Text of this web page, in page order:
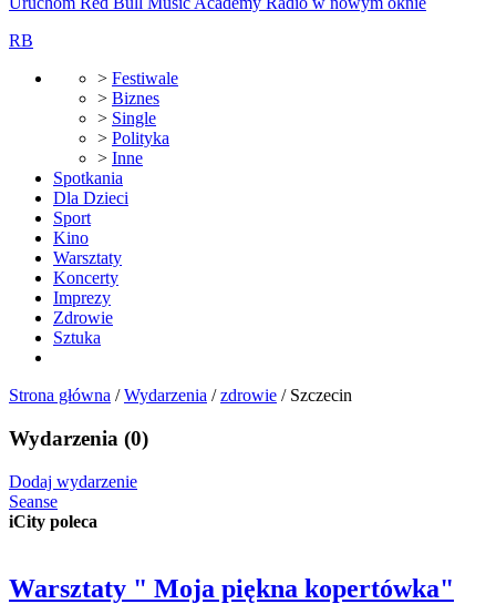
RB
> Festiwale
> Biznes
> Single
> Polityka
> Inne
Spotkania
Dla Dzieci
Sport
Kino
Warsztaty
Koncerty
Imprezy
Zdrowie
Sztuka
Strona główna /Wydarzenia /zdrowie / Szczecin
Wydarzenia (0)
Dodaj wydarzenie
Seanse
iCity poleca
Warsztaty " Moja piękna kopertówka"